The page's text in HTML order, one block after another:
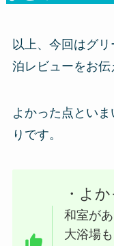
以上、今回はグ
泊レビューをお伝
よかった点とい
りです。
・よ
和室が
大浴場